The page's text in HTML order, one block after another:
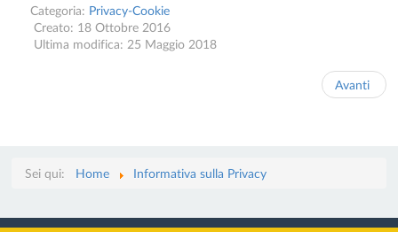
Categoria: Privacy-Cookie
Creato: 18 Ottobre 2016
Ultima modifica: 25 Maggio 2018
Avanti
Sei qui: Home Informativa sulla Privacy